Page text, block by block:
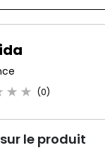
(0)
le produit